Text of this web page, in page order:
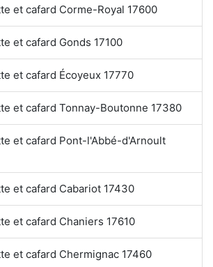
et cafard Corme-Royal 17600
et cafard Gonds 17100
et cafard Écoyeux 17770
et cafard Tonnay-Boutonne 17380
et cafard Pont-l'Abbé-d'Arnoult
et cafard Cabariot 17430
et cafard Chaniers 17610
et cafard Chermignac 17460